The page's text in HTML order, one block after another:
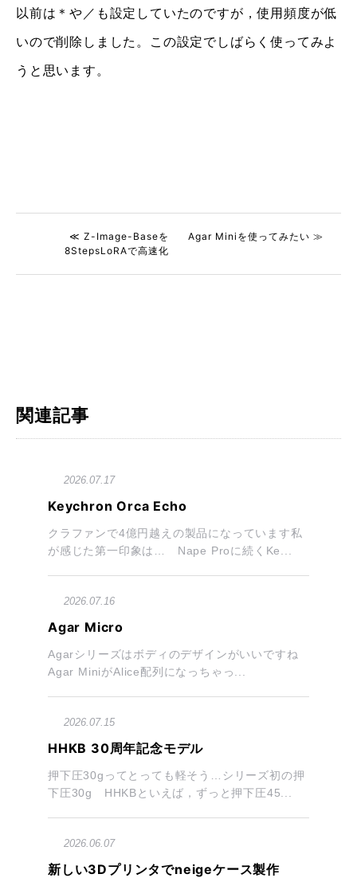
以前は＊や／も設定していたのですが，使用頻度が低
いので削除しました。この設定でしばらく使ってみよ
うと思います。
≪ Z-Image-Baseを
8StepsLoRAで高速化
Agar Miniを使ってみたい ≫
関連記事
2026.07.17
Keychron Orca Echo
クラファンで4億円越えの製品になっています私
が感じた第一印象は… Nape Proに続くKe...
2026.07.16
Agar Micro
Agarシリーズはボディのデザインがいいですね
Agar MiniがAlice配列になっちゃっ...
2026.07.15
HHKB 30周年記念モデル
押下圧30gってとっても軽そう…シリーズ初の押
下圧30g HHKBといえば，ずっと押下圧45...
2026.06.07
新しい3Dプリンタでneigeケース製作